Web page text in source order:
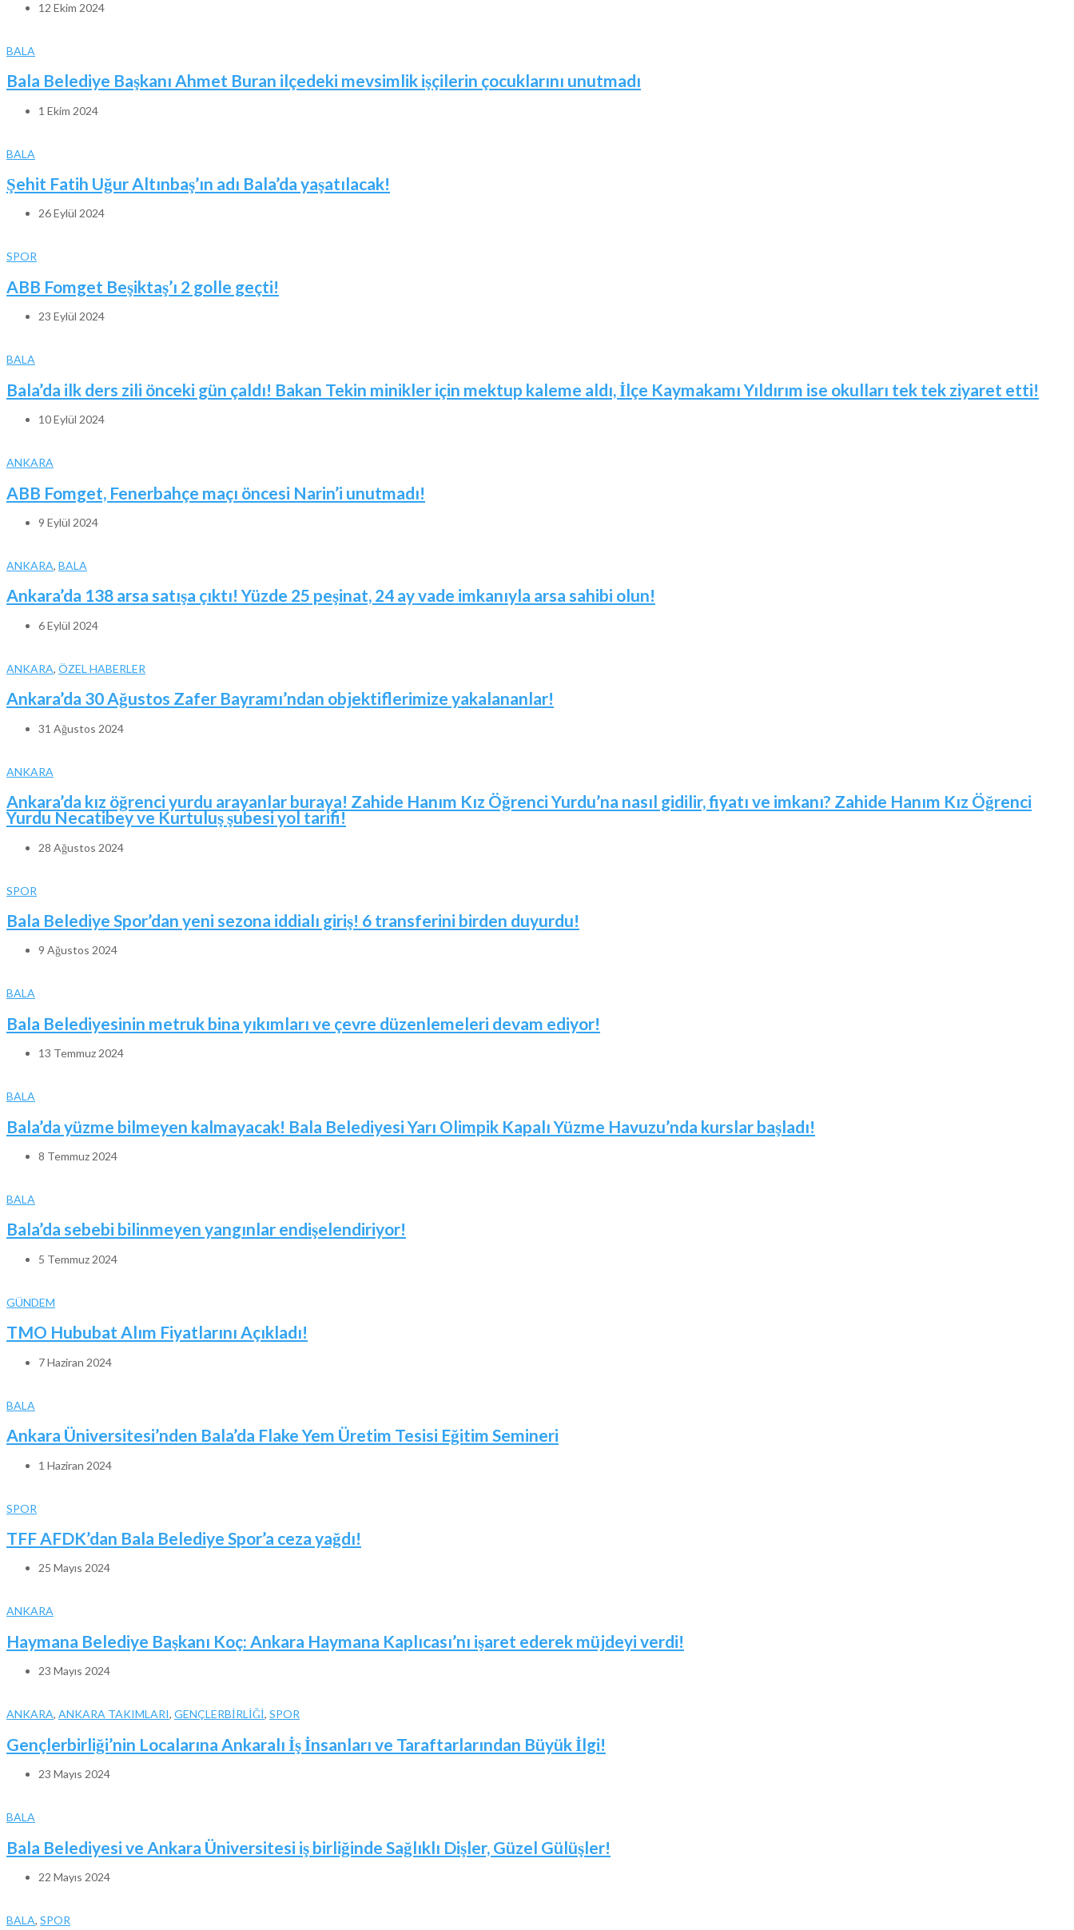
12 Ekim 2024
BALA
Bala Belediye Başkanı Ahmet Buran ilçedeki mevsimlik işçilerin çocuklarını unutmadı
1 Ekim 2024
BALA
Şehit Fatih Uğur Altınbaş’ın adı Bala’da yaşatılacak!
26 Eylül 2024
SPOR
ABB Fomget Beşiktaş’ı 2 golle geçti!
23 Eylül 2024
BALA
Bala’da ilk ders zili önceki gün çaldı! Bakan Tekin minikler için mektup kaleme aldı, İlçe Kaymakamı Yıldırım ise okulları tek tek ziyaret etti!
10 Eylül 2024
ANKARA
ABB Fomget, Fenerbahçe maçı öncesi Narin’i unutmadı!
9 Eylül 2024
ANKARA, BALA
Ankara’da 138 arsa satışa çıktı! Yüzde 25 peşinat, 24 ay vade imkanıyla arsa sahibi olun!
6 Eylül 2024
ANKARA, ÖZEL HABERLER
Ankara’da 30 Ağustos Zafer Bayramı’ndan objektiflerimize yakalananlar!
31 Ağustos 2024
ANKARA
Ankara’da kız öğrenci yurdu arayanlar buraya! Zahide Hanım Kız Öğrenci Yurdu’na nasıl gidilir, fiyatı ve imkanı? Zahide Hanım Kız Öğrenci
Yurdu Necatibey ve Kurtuluş şubesi yol tarifi!
28 Ağustos 2024
SPOR
Bala Belediye Spor’dan yeni sezona iddialı giriş! 6 transferini birden duyurdu!
9 Ağustos 2024
BALA
Bala Belediyesinin metruk bina yıkımları ve çevre düzenlemeleri devam ediyor!
13 Temmuz 2024
BALA
Bala’da yüzme bilmeyen kalmayacak! Bala Belediyesi Yarı Olimpik Kapalı Yüzme Havuzu’nda kurslar başladı!
8 Temmuz 2024
BALA
Bala’da sebebi bilinmeyen yangınlar endişelendiriyor!
5 Temmuz 2024
GÜNDEM
TMO Hububat Alım Fiyatlarını Açıkladı!
7 Haziran 2024
BALA
Ankara Üniversitesi’nden Bala’da Flake Yem Üretim Tesisi Eğitim Semineri
1 Haziran 2024
SPOR
TFF AFDK’dan Bala Belediye Spor’a ceza yağdı!
25 Mayıs 2024
ANKARA
Haymana Belediye Başkanı Koç: Ankara Haymana Kaplıcası’nı işaret ederek müjdeyi verdi!
23 Mayıs 2024
ANKARA, ANKARA TAKIMLARI, GENÇLERBİRLİĞİ, SPOR
Gençlerbirliği’nin Localarına Ankaralı İş İnsanları ve Taraftarlarından Büyük İlgi!
23 Mayıs 2024
BALA
Bala Belediyesi ve Ankara Üniversitesi iş birliğinde Sağlıklı Dişler, Güzel Gülüşler!
22 Mayıs 2024
BALA, SPOR